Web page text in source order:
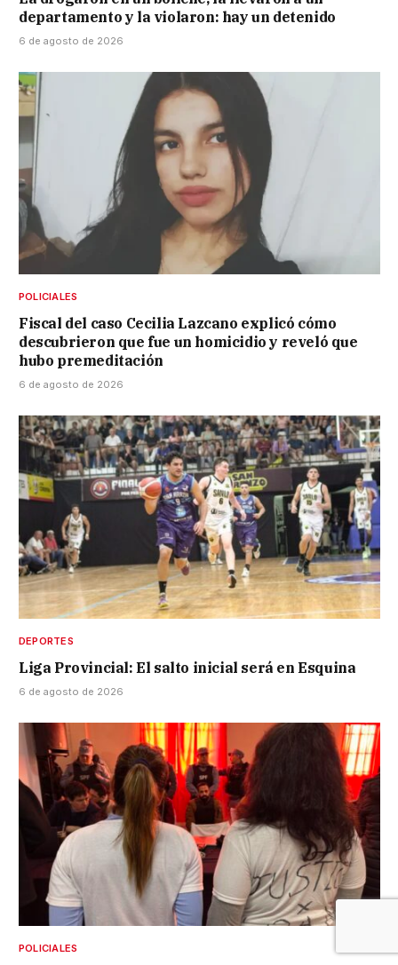
departamento y la violaron: hay un detenido
6 de agosto de 2026
POLICIALES
Fiscal del caso Cecilia Lazcano explicó cómo
descubrieron que fue un homicidio y reveló que
hubo premeditación
6 de agosto de 2026
DEPORTES
Liga Provincial: El salto inicial será en Esquina
6 de agosto de 2026
POLICIALES